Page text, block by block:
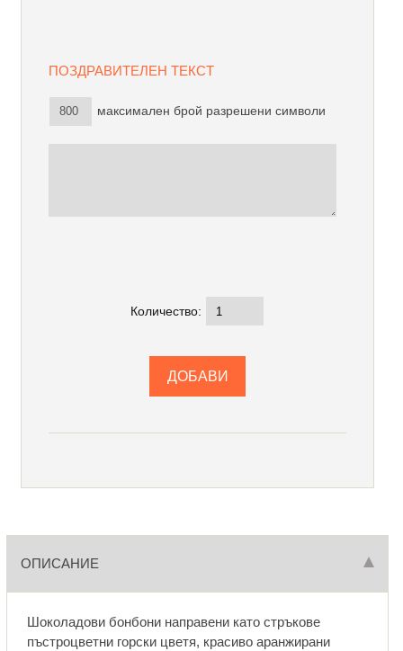
ПОЗДРАВИТЕЛЕН ТЕКСТ
максимален брой разрешени символи
Количество:
ОПИСАНИЕ
Шоколадови бонбони направени като стръкове
пъстроцветни горски цветя, красиво аранжирани